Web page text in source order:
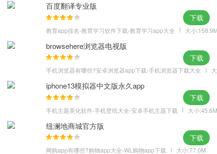
全的教育动态
教育资源联合新东方等知名教育机构联合打造，内容涵盖全年级全
学科教材，为学生提供辅助性的学习资料，全面提高学生学习成
绩；为教师提供大量的优质教学资源，包含教案、课件、素材、习
题等，提供一站式的教学备课服务
更新日志
1.优化【我的收藏】样式
2.解决生物识别和忘记密码的问题
优化分省资源的筛选功能
百度翻译专业版
教育app排名-教育学习软件下载-教育学习app大全 大小
下载
browsehere浏览器电视版
手机浏览器有哪些?安卓浏览器app下载-手机浏览器下载大全
下载
iphone13模拟器中文版永久app
手机主题美化软件-手机壁纸大全-安卓手机主题下载 大小:45.6M
下载
纽澜地商城官方版
网购app有哪些?购物app大全-WL购物app下载 大小:77.0M
下载